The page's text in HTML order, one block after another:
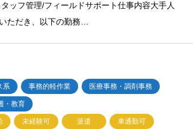
ッフ管理/フィールドサポート仕事内容大手人
ただき、以下の勤務…
系 事務的軽作業 医療事務・調剤事務
・教育
未経験可 派遣 車通勤可